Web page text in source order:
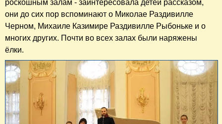
роскошным залам - заинтересовала детей рассказом,
они до сих пор вспоминают о Миколае Раздивилле
Черном, Михаиле Казимире Раздивилле Рыбоньке и о
многих других. Почти во всех залах были наряжены
ёлки.